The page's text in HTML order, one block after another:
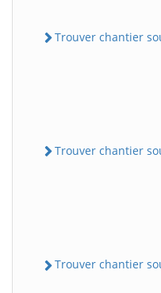
Trouver chantier
Trouver chantier
Trouver chantier